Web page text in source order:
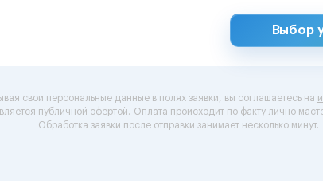
Выбор
свои персональные данные в полях заявки, вы соглашаетесь на
публичной офертой. Оплата происходит по факту лично
Обработка заявки после отправки занимает несколько минут.